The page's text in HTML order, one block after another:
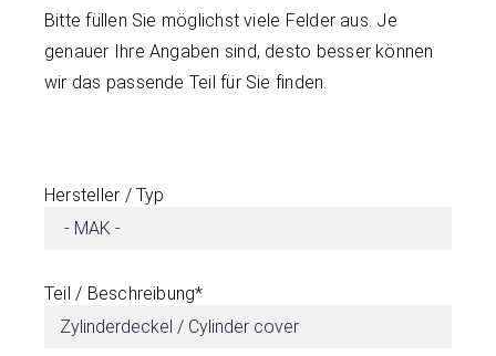
Bitte füllen Sie möglichst viele Felder aus. Je
genauer Ihre Angaben sind, desto besser können
wir das passende Teil für Sie finden.
Hersteller / Typ
Teil / Beschreibung*